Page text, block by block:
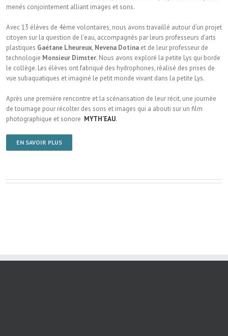
menés conjointement alliant images et sons.
Avec 13 élèves de 4ème volontaires, nous avons travaillé autour d’un projet
citoyen sur la question de l’eau, accompagnés par leurs professeurs d’arts
plastiques Gaétane Lheureux, Nevena Dotina et de leur professeur de
technologie Monsieur Dimster. Nous avons exploré la petite Lys qui borde
le collège. Les élèves ont fabriqué des hydrophones, réalisé des prises de
vue subaquatiques et imaginé le petit monde vivant dans la petite Lys.
Après une première rencontre et la scénarisation de leur récit, une journée
de tournage pour récolter des sons et images qui a abouti sur un film
photographique et sonore MYTH’EAU.
EN SAVOIR PLUS